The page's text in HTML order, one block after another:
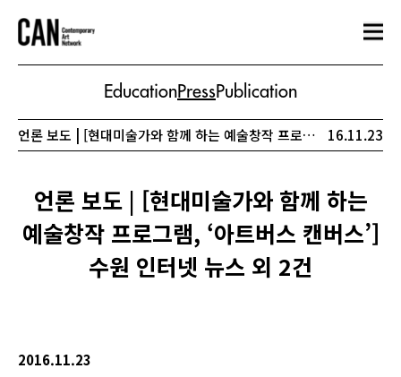
EducationPressPublication
언론 보도 | [현대미술가와 함께 하는 예술창작 프로그램, ‘아트버스 캔버스’] 수원 인터넷 뉴스 외 2건 16.11.23
언론 보도 | [현대미술가와 함께 하는
예술창작 프로그램, ‘아트버스 캔버스’]
수원 인터넷 뉴스 외 2건
2016.11.23